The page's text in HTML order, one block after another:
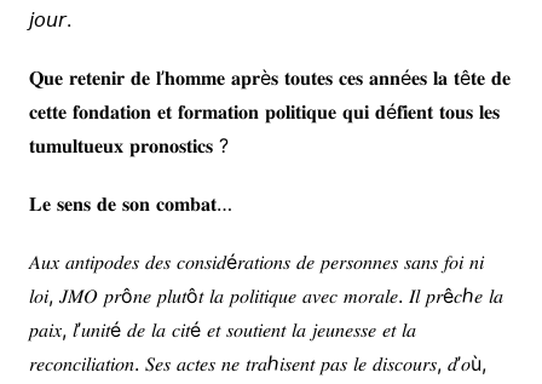
𝘫𝘰𝘶𝘳.
𝐐𝐮𝐞 𝐫𝐞𝐭𝐞𝐧𝐢𝐫 𝐝𝐞 𝐥’𝐡𝐨𝐦𝐦𝐞 𝐚𝐩𝐫è𝐬 𝐭𝐨𝐮𝐭𝐞𝐬 𝐜𝐞𝐬 𝐚𝐧𝐧é𝐞𝐬 𝐥𝐚 𝐭ê𝐭𝐞 𝐝𝐞
𝐜𝐞𝐭𝐭𝐞 𝐟𝐨𝐧𝐝𝐚𝐭𝐢𝐨𝐧 𝐞𝐭 𝐟𝐨𝐫𝐦𝐚𝐭𝐢𝐨𝐧 𝐩𝐨𝐥𝐢𝐭𝐢𝐪𝐮𝐞 𝐪𝐮𝐢 𝐝é𝐟𝐢𝐞𝐧𝐭 𝐭𝐨𝐮𝐬 𝐥𝐞𝐬
𝐭𝐮𝐦𝐮𝐥𝐭𝐮𝐞𝐮𝐱 𝐩𝐫𝐨𝐧𝐨𝐬𝐭𝐢𝐜𝐬 ?
𝐋𝐞 𝐬𝐞𝐧𝐬 𝐝𝐞 𝐬𝐨𝐧 𝐜𝐨𝐦𝐛𝐚𝐭…
𝐴𝑢𝑥 𝑎𝑛𝑡𝑖𝑝𝑜𝑑𝑒𝑠 𝑑𝑒𝑠 𝑐𝑜𝑛𝑠𝑖𝑑é𝑟𝑎𝑡𝑖𝑜𝑛𝑠 𝑑𝑒 𝑝𝑒𝑟𝑠𝑜𝑛𝑛𝑒𝑠 𝑠𝑎𝑛𝑠 𝑓𝑜𝑖 𝑛𝑖
𝑙𝑜𝑖, 𝐽𝑀𝑂 𝑝𝑟ô𝑛𝑒 𝑝𝑙𝑢𝑡ô𝑡 𝑙𝑎 𝑝𝑜𝑙𝑖𝑡𝑖𝑞𝑢𝑒 𝑎𝑣𝑒𝑐 𝑚𝑜𝑟𝑎𝑙𝑒. 𝐼𝑙 𝑝𝑟ê𝑐ℎ𝑒 𝑙𝑎
𝑝𝑎𝑖𝑥, 𝑙’𝑢𝑛𝑖𝑡é 𝑑𝑒 𝑙𝑎 𝑐𝑖𝑡é 𝑒𝑡 𝑠𝑜𝑢𝑡𝑖𝑒𝑛𝑡 𝑙𝑎 𝑗𝑒𝑢𝑛𝑒𝑠𝑠𝑒 𝑒𝑡 𝑙𝑎
𝑟𝑒𝑐𝑜𝑛𝑐𝑖𝑙𝑖𝑎𝑡𝑖𝑜𝑛. 𝑆𝑒𝑠 𝑎𝑐𝑡𝑒𝑠 𝑛𝑒 𝑡𝑟𝑎ℎ𝑖𝑠𝑒𝑛𝑡 𝑝𝑎𝑠 𝑙𝑒 𝑑𝑖𝑠𝑐𝑜𝑢𝑟𝑠, 𝑑’𝑜ù,